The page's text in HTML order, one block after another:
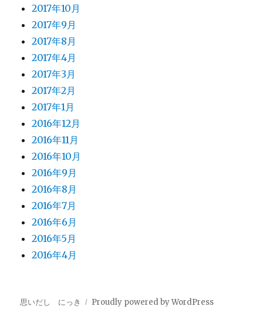
2017年10月
2017年9月
2017年8月
2017年4月
2017年3月
2017年2月
2017年1月
2016年12月
2016年11月
2016年10月
2016年9月
2016年8月
2016年7月
2016年6月
2016年5月
2016年4月
思いだし にっき Proudly powered by WordPress